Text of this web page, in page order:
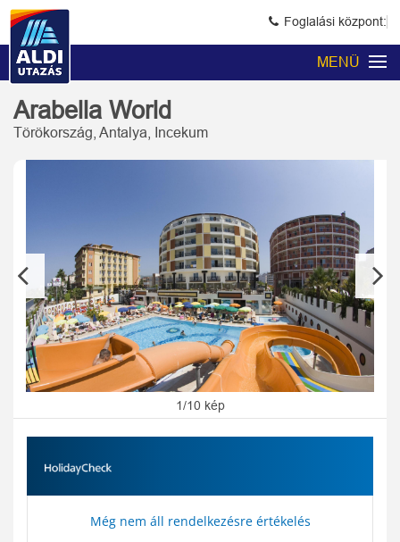
Foglalási központ:
MENÜ
Arabella World
Törökország, Antalya, Incekum
Previous
1/10 kép
Next
Még nem áll rendelkezésre értékelés